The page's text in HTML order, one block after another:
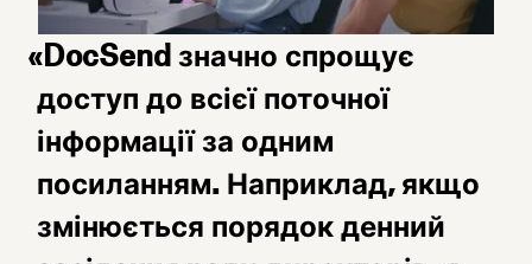
«DocSend значно спрощує
доступ до всієї поточної
інформації за одним
посиланням. Наприклад, якщо
змінюється порядок денний